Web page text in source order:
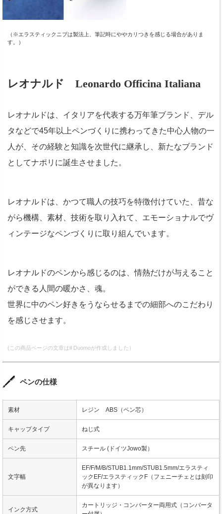
（※エラスティックニブは製法上、筆記時にややカリつきを感じる場合がありま
す。）
レオナルド Leonardo Officina Italiana
レオナルドは、イタリアを代表する万年筆ブランド、デル
タなどで45年以上ペンづくりに携わってきた中心人物の一
人が、その経験と知識を次世代に継承し、新たなブランド
としてナポリに誕生させました。
レオナルドは、かつて職人の技巧を特徴付けていた、昔な
がら機構、素材、技術を取り入れて、エモーショナルでヴ
ィンテージなペンづくりに取り組んでいます。
レオナルドのペンから感じるのは、情熱だけが与えること
ができる人間の暖かさ、魂。
世界に中のペン好きをうならせるまでの細部へのこだわり
を感じさせます。
(この商品ページの文章はIl Duomoが作成しました）
ペンの仕様
素材 レジン ABS（ペン芯）
キャップタイプ ねじ式
ペン先 スチール (ドイツJowo製）
文字幅
EF/F/M/B/STUB1.1mm/STUB1.5mm/エラスティ
ックEF/エラスティックF（フェニーチェとは刻印
が異なります）
インク方式
カートリッジ・コンバーター両用式（コンバータ